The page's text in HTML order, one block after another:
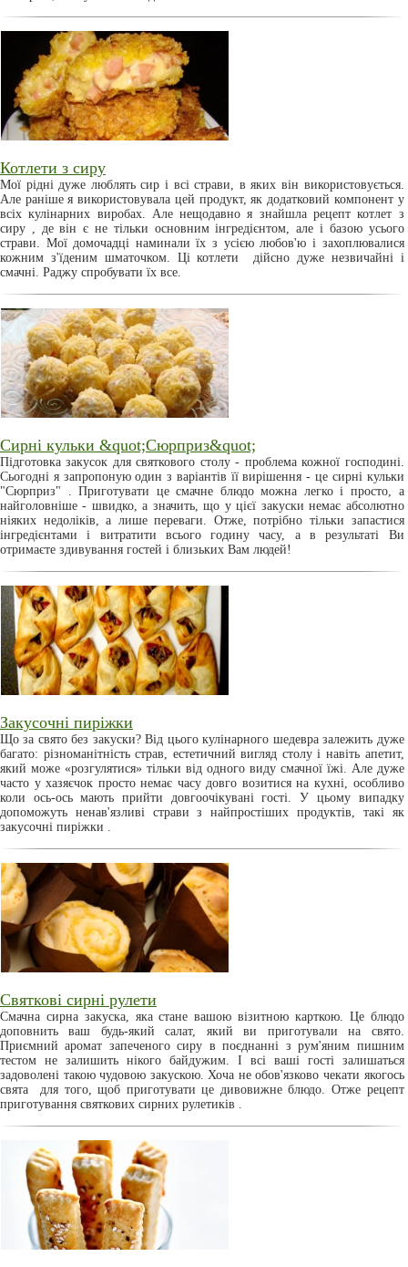
Котлети з сиру
Мої рідні дуже люблять сир і всі страви, в яких він використовується.
Але раніше я використовувала цей продукт, як додатковий компонент у
всіх кулінарних виробах. Але нещодавно я знайшла рецепт котлет з
сиру , де він є не тільки основним інгредієнтом, але і базою усього
страви. Мої домочадці наминали їх з усією любов'ю і захоплювалися
кожним з'їденим шматочком. Ці котлети дійсно дуже незвичайні і
смачні. Раджу спробувати їх все.
Сирні кульки &quot;Сюрприз&quot;
Підготовка закусок для святкового столу - проблема кожної господині.
Сьогодні я запропоную один з варіантів її вирішення - це сирні кульки
"Сюрприз" . Приготувати це смачне блюдо можна легко і просто, а
найголовніше - швидко, а значить, що у цієї закуски немає абсолютно
ніяких недоліків, а лише переваги. Отже, потрібно тільки запастися
інгредієнтами і витратити всього годину часу, а в результаті Ви
отримаєте здивування гостей і близьких Вам людей!
Закусочні пиріжки
Що за свято без закуски? Від цього кулінарного шедевра залежить дуже
багато: різноманітність страв, естетичний вигляд столу і навіть апетит,
який може «розгулятися» тільки від одного виду смачної їжі. Але дуже
часто у хазяєчок просто немає часу довго возитися на кухні, особливо
коли ось-ось мають прийти довгоочікувані гості. У цьому випадку
допоможуть ненав'язливі страви з найпростіших продуктів, такі як
закусочні пиріжки .
Святкові сирні рулети
Смачна сирна закуска, яка стане вашою візитною карткою. Це блюдо
доповнить ваш будь-який салат, який ви приготували на свято.
Приємний аромат запеченого сиру в поєднанні з рум'яним пишним
тестом не залишить нікого байдужим. І всі ваші гості залишаться
задоволені такою чудовою закускою. Хоча не обов'язково чекати якогось
свята для того, щоб приготувати це дивовижне блюдо. Отже рецепт
приготування святкових сирних рулетиків .